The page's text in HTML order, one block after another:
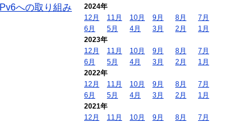
IPv6への取り組み
2024年
12月
11月 10月 9月 8月
7月
6月
5月 4月 3月 2月
1月
2023年
12月
11月 10月 9月 8月
7月
6月
5月 4月 3月 2月
1月
2022年
12月
11月 10月 9月 8月
7月
6月
5月 4月 3月 2月
1月
2021年
12月
11月 10月 9月 8月
7月